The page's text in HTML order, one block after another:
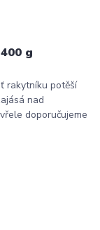
g
rakytníku potěší
nad
doporučujeme